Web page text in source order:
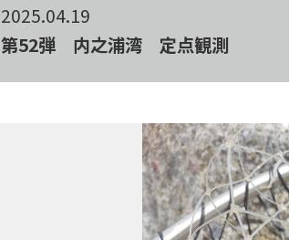
2025.04.19
第52弾 内之浦湾 定点観測